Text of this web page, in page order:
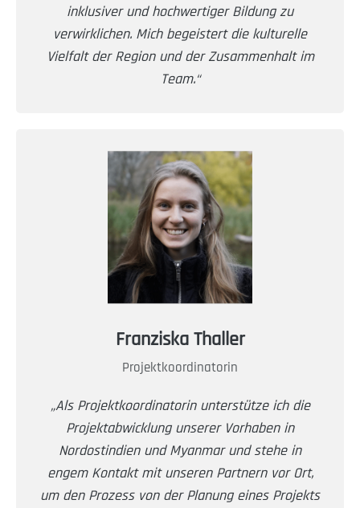
inklusiver und hochwertiger Bildung zu
verwirklichen. Mich begeistert die kulturelle
Vielfalt der Region und der Zusammenhalt im
Team.“
Franziska Thaller
Projektkoordinatorin
„Als Projektkoordinatorin unterstütze ich die
Projektabwicklung unserer Vorhaben in
Nordostindien und Myanmar und stehe in
engem Kontakt mit unseren Partnern vor Ort,
um den Prozess von der Planung eines Projekts